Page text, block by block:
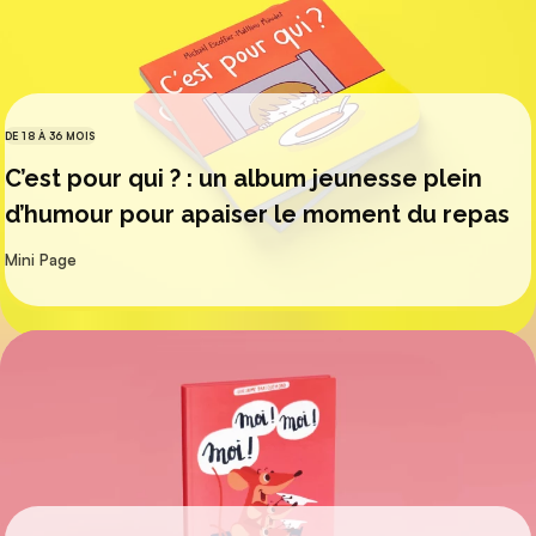
CATÉGORIES
DE 18 À 36 MOIS
C’est pour qui ? : un album jeunesse plein
d’humour pour apaiser le moment du repas
par
Mini Page